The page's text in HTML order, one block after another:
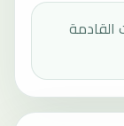
القادمة